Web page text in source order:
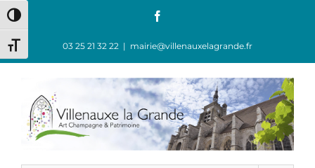
Passer en contraste élevé
Changer la taille de la police
Passer
au
03 25 21 32 22 | mairie@villenauxelagrande.fr